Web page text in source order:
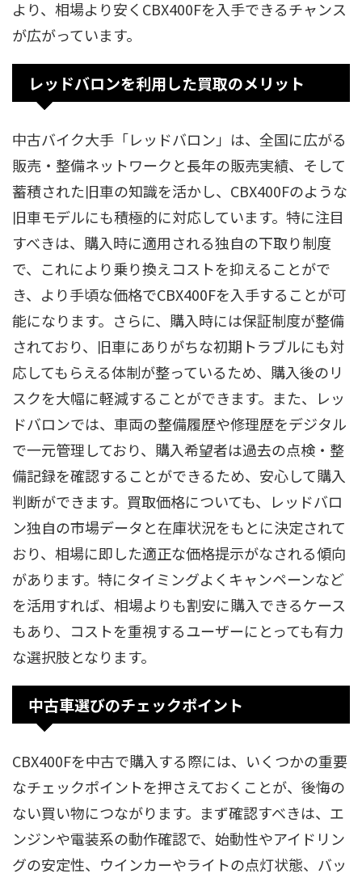
より、相場より安くCBX400Fを入手できるチャンス
が広がっています。
レッドバロンを利用した買取のメリット
中古バイク大手「レッドバロン」は、全国に広がる
販売・整備ネットワークと長年の販売実績、そして
蓄積された旧車の知識を活かし、CBX400Fのような
旧車モデルにも積極的に対応しています。特に注目
すべきは、購入時に適用される独自の下取り制度
で、これにより乗り換えコストを抑えることがで
き、より手頃な価格でCBX400Fを入手することが可
能になります。さらに、購入時には保証制度が整備
されており、旧車にありがちな初期トラブルにも対
応してもらえる体制が整っているため、購入後のリ
スクを大幅に軽減することができます。また、レッ
ドバロンでは、車両の整備履歴や修理歴をデジタル
で一元管理しており、購入希望者は過去の点検・整
備記録を確認することができるため、安心して購入
判断ができます。買取価格についても、レッドバロ
ン独自の市場データと在庫状況をもとに決定されて
おり、相場に即した適正な価格提示がなされる傾向
があります。特にタイミングよくキャンペーンなど
を活用すれば、相場よりも割安に購入できるケース
もあり、コストを重視するユーザーにとっても有力
な選択肢となります。
中古車選びのチェックポイント
CBX400Fを中古で購入する際には、いくつかの重要
なチェックポイントを押さえておくことが、後悔の
ない買い物につながります。まず確認すべきは、エ
ンジンや電装系の動作確認で、始動性やアイドリン
グの安定性、ウインカーやライトの点灯状態、バッ